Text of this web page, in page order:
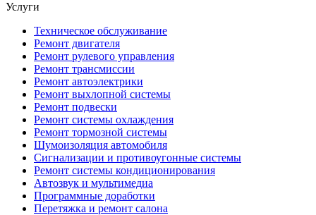
Услуги
Техническое обслуживание
Ремонт двигателя
Ремонт рулевого управления
Ремонт трансмиссии
Ремонт автоэлектрики
Ремонт выхлопной системы
Ремонт подвески
Ремонт системы охлаждения
Ремонт тормозной системы
Шумоизоляция автомобиля
Сигнализации и противоугонные системы
Ремонт системы кондиционирования
Автозвук и мультимедиа
Программные доработки
Перетяжка и ремонт салона